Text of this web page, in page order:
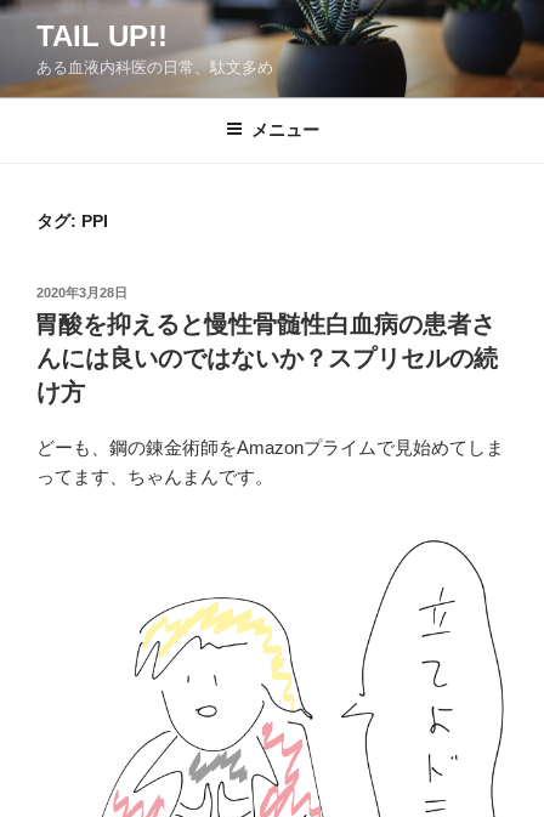
コ
ン
TAIL UP!!
ある血液内科医の日常、駄文多め
メニュー
タグ: PPI
投
稿
日:
2020年3月28日
胃酸を抑えると慢性骨髄性白血病の患者さ
んには良いのではないか？スプリセルの続
け方
どーも、鋼の錬金術師をAmazonプライムで見始めてしま
ってます、ちゃんまんです。